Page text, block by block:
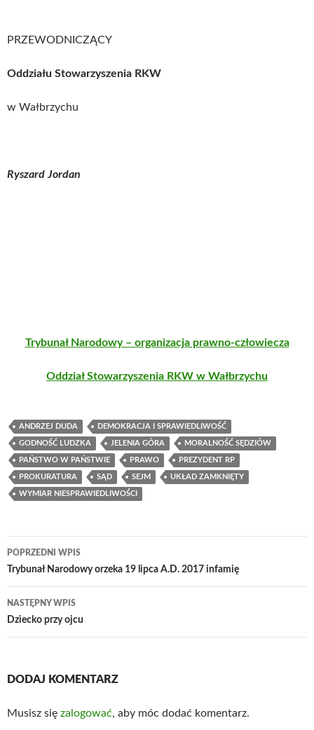
PRZEWODNICZĄCY
Oddziału Stowarzyszenia RKW
w Wałbrzychu
Ryszard Jordan
Trybunał Narodowy – organizacja prawno-człowiecza
Oddział Stowarzyszenia RKW w Wałbrzychu
ANDRZEJ DUDA DEMOKRACJA I SPRAWIEDLIWOŚĆ
GODNOŚĆ LUDZKA JELENIA GÓRA MORALNOŚĆ SĘDZIÓW
PAŃSTWO W PAŃSTWIE PRAWO PREZYDENT RP
PROKURATURA SĄD SEJM UKŁAD ZAMKNIĘTY
WYMIAR NIESPRAWIEDLIWOŚCI
Nawigacja
wpisu
POPRZEDNI WPIS
Trybunał Narodowy orzeka 19 lipca A.D. 2017 infamię
NASTĘPNY WPIS
Dziecko przy ojcu
DODAJ KOMENTARZ
Musisz się zalogować, aby móc dodać komentarz.